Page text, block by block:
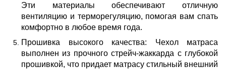
Эти материалы обеспечивают отличную
вентиляцию и терморегуляцию, помогая вам спать
комфортно в любое время года.
Прошивка высокого качества: Чехол матраса
выполнен из прочного стрейч-жаккарда с глубокой
прошивкой, что придает матрасу стильный внешний